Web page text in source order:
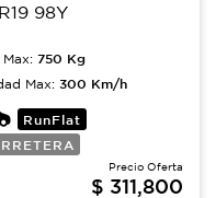
98Y
750 Kg
Max: 300 Km/h
RunFlat
Precio Oferta
$ 311,800